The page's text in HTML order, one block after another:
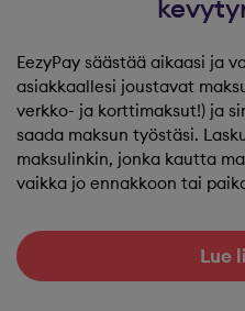
EezyPay säästää aikaasi ja
asiakkaallesi joustavat
verkko- ja korttimaksut!) ja
saada maksun työstäsi.
maksulinkin, jonka kautta
vaikka jo ennakkoon tai
Lue